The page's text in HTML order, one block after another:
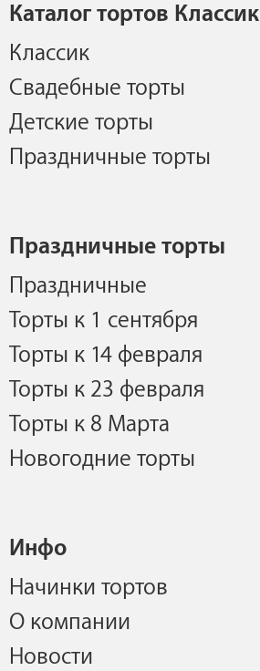
Каталог тортов Классик
Классик
Свадебные торты
Детские торты
Праздничные торты
Праздничные торты
Праздничные
Торты к 1 сентября
Торты к 14 февраля
Торты к 23 февраля
Торты к 8 Марта
Новогодние торты
Инфо
Начинки тортов
О компании
Новости